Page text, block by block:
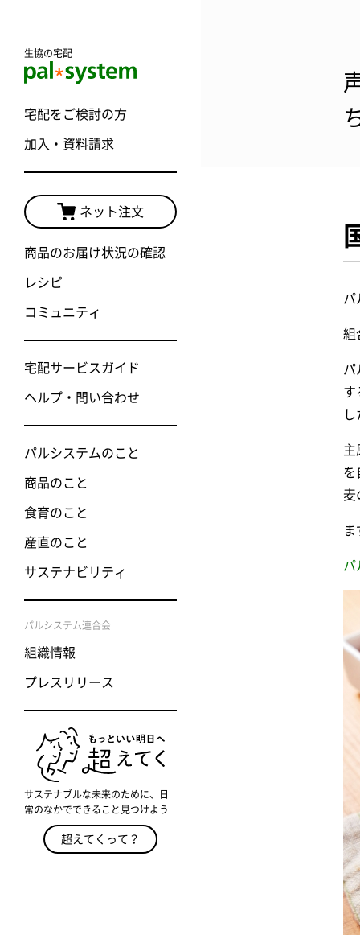
生協の宅配
宅配をご検討の方
加入・資料請求
ネット注文
商品のお届け状況の確認
レシピ
コミュニティ
宅配サービスガイド
ヘルプ・問い合わせ
パルシステムのこと
商品のこと
食育のこと
産直のこと
サステナビリティ
パルシステム連合会
組織情報
プレスリリース
サステナブルな未来のために、日
常のなかでできること見つけよう
超えてくって？
パ
組
パ
す
し
主
を
麦
パ